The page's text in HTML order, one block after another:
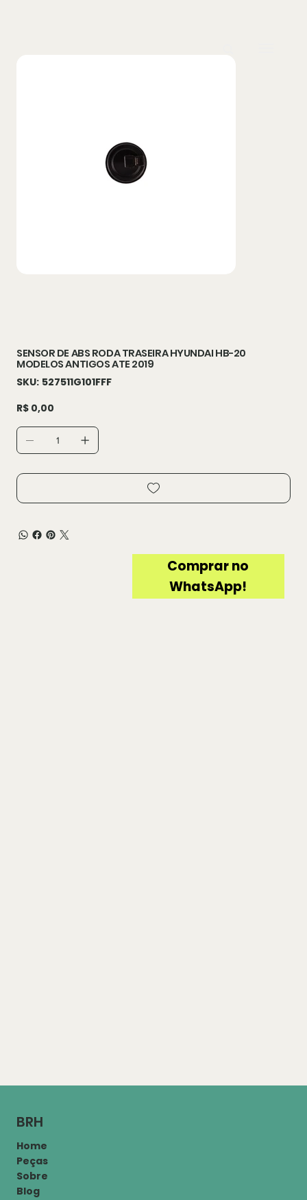
SENSOR DE ABS RODA TRASEIRA HYUNDAI HB-20
MODELOS ANTIGOS ATE 2019
SKU: SKU
527511G101FFF
527511G101FFF
Preço
R$ 0,00
Comprar no
WhatsApp!
BRH
Home
Peças
Sobre
Blog